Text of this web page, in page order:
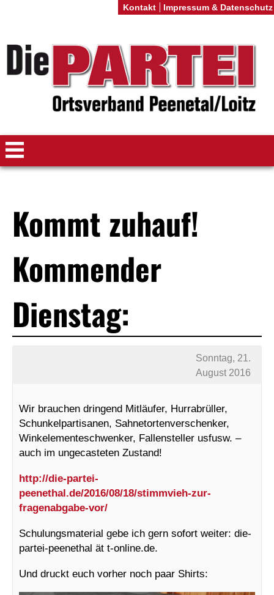
Kommt zuhauf!
Kommender
Dienstag:
Sonntag, 21.
August 2016
Wir brauchen dringend Mitläufer, Hurrabrüller,
Schunkelpartisanen, Sahnetortenverschenker,
Winkelementeschwenker, Fallensteller usfusw. –
auch im ungecasteten Zustand!
http://die-partei-
peenethal.de/2016/08/18/stimmvieh-zur-
fragenabgabe-vor/
Schulungsmaterial gebe ich gern sofort weiter: die-
partei-peenethal ät t-online.de.
Und druckt euch vorher noch paar Shirts:
Kontakt Impressum & Datenschutz